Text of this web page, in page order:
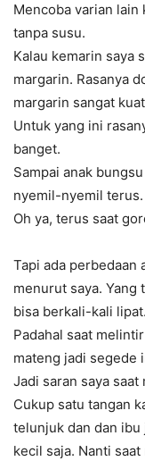
Mencoba varian lain
tanpa susu.
Kalau kemarin saya
margarin. Rasanya
margarin sangat
Untuk yang ini
banget.
Sampai anak
nyemil-nyemil terus.
Oh ya, terus saat
Tapi ada perbedaan
menurut saya. Yang
bisa berkali-kali lipat.
Padahal saat
mateng jadi segede
Jadi saran saya
Cukup satu tangan
telunjuk dan dan
kecil saja. Nanti